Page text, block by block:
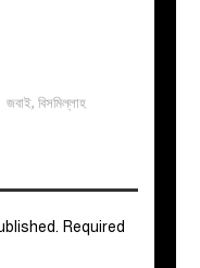
জবাই, বিসমিল্লাহ
Required